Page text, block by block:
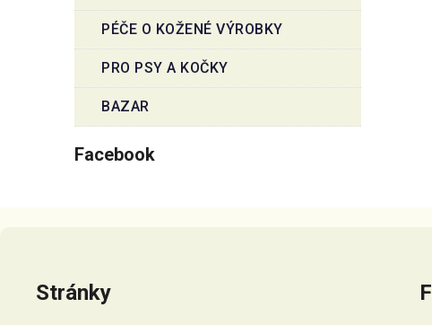
PÉČE O KOŽENÉ VÝROBKY
PRO PSY A KOČKY
BAZAR
Facebook
Stránky